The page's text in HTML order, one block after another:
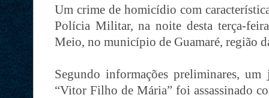
Um crime de homicídio com
Polícia Militar, na noite desta terça-
Meio, no município de Guamaré, região
Segundo informações preliminares,
“Vitor Filho de Mária” foi assassinado